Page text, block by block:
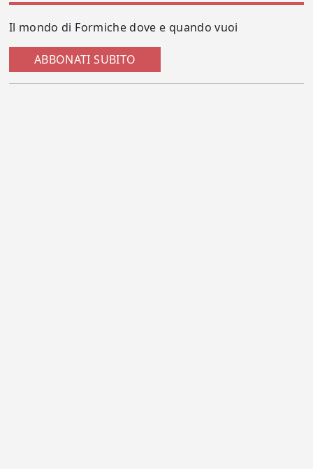
Il mondo di Formiche dove e quando vuoi
ABBONATI SUBITO